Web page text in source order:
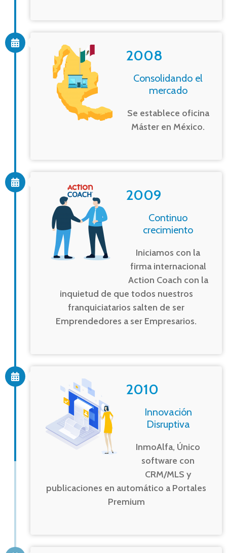
2008
Consolidando el
mercado
Se establece oficina
Máster en México.
2009
Continuo
crecimiento
Iniciamos con la
firma internacional
Action Coach con la
inquietud de que todos nuestros
franquiciatarios salten de ser
Emprendedores a ser Empresarios.
2010
Innovación
Disruptiva
InmoAlfa, Único
software con
CRM/MLS y
publicaciones en automático a Portales
Premium